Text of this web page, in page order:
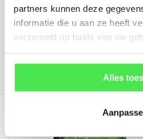
partners kunnen deze
informatie die u aan ze heeft
verzameld op basis van uw
Alles
06 45 601 508
156 customers give us a